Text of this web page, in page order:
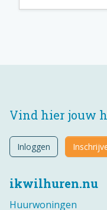
ikwilhuren.nu
Huurwoningen
Vind hier jouw
Inloggen